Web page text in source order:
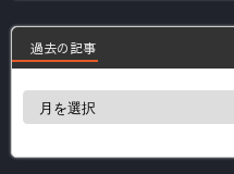
過去の記事
過
事